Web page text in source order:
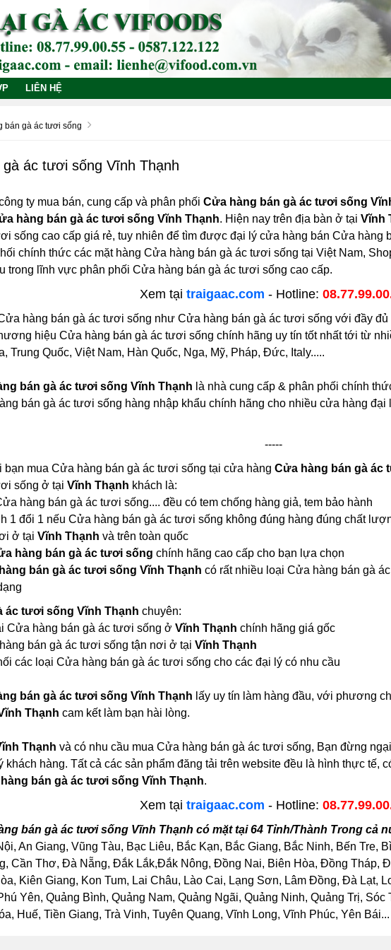
LIÊN HỆ
bán gà ác tươi sống
ác tươi sống Vĩnh Thạnh
ty mua bán, cung cấp và phân phối Cửa hàng bán gà ác tươi sống
hàng bán gà ác tươi sống Vĩnh Thạnh. Hiện nay trên địa bàn ở tại Vĩnh
sống cao cấp giá rẻ, tuy nhiên để tìm được đại lý cửa hàng bán Cửa hàng
chính thức các mặt hàng Cửa hàng bán gà ác tươi sống tại Việt Nam,
trong lĩnh vực phân phối Cửa hàng bán gà ác tươi sống cao cấp.
Xem tạitraigaac.com - Hotline:
hàng bán gà ác tươi sống như Cửa hàng bán gà ác tươi sống với đầy đủ
hiệu Cửa hàng bán gà ác tươi sống chính hãng uy tín tốt nhất tới từ
Trung Quốc, Việt Nam, Hàn Quốc, Nga, Mỹ, Pháp, Đức, Italy.....
bán gà ác tươi sống Vĩnh Thạnh là nhà cung cấp & phân phối chính
bán gà ác tươi sống hàng nhập khẩu chính hãng cho nhiều cửa hàng đại
-----
bạn mua Cửa hàng bán gà ác tươi sống tại cửa hàng Cửa hàng bán gà ác
sống ở tại Vĩnh Thạnh khách là:
hàng bán gà ác tươi sống.... đều có tem chống hàng giả, tem bảo hành
1 đổi 1 nếu Cửa hàng bán gà ác tươi sống không đúng hàng đúng chất
ở tại Vĩnh Thạnh và trên toàn quốc
hàng bán gà ác tươi sống chính hãng cao cấp cho bạn lựa chọn
bán gà ác tươi sống Vĩnh Thạnh có rất nhiều loại Cửa hàng bán gà
ác tươi sống Vĩnh Thạnh chuyên:
Cửa hàng bán gà ác tươi sống ở Vĩnh Thạnh chính hãng giá gốc
bán gà ác tươi sống tận nơi ở tại Vĩnh Thạnh
các loại Cửa hàng bán gà ác tươi sống cho các đại lý có nhu cầu
bán gà ác tươi sống Vĩnh Thạnh lấy uy tín làm hàng đầu, với phương
Thạnh cam kết làm bạn hài lòng.
Thạnh và có nhu cầu mua Cửa hàng bán gà ác tươi sống, Bạn đừng
hàng. Tất cả các sản phẩm đăng tải trên website đều là hình thực tế,
bán gà ác tươi sống Vĩnh Thạnh.
Xem tạitraigaac.com - Hotline:
bán gà ác tươi sống Vĩnh Thạnh có mặt tại 64 Tỉnh/Thành Trong cả
An Giang, Vũng Tàu, Bạc Liêu, Bắc Kạn, Bắc Giang, Bắc Ninh, Bến
Cần Thơ, Đà Nẵng, Đắk Lắk,Đắk Nông, Đồng Nai, Biên Hòa, Đồng Tháp,
Kiên Giang, Kon Tum, Lai Châu, Lào Cai, Lạng Sơn, Lâm Đồng, Đà Lạt,
Yên, Quảng Bình, Quảng Nam, Quảng Ngãi, Quảng Ninh, Quảng Trị,
Huế, Tiền Giang, Trà Vinh, Tuyên Quang, Vĩnh Long, Vĩnh Phúc, Yên Bái...